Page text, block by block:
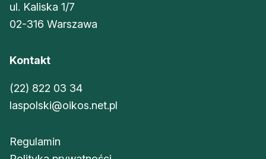
ul. Kaliska 1/7
02-316 Warszawa
Kontakt
(22) 822 03 34
laspolski@oikos.net.pl
Regulamin